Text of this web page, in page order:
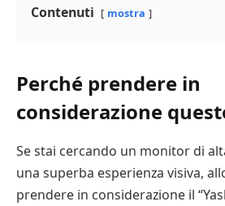
Contenuti mostra
Perché prendere in
considerazione
Se stai cercando un monitor di
una superba esperienza visiva,
prendere in considerazione il